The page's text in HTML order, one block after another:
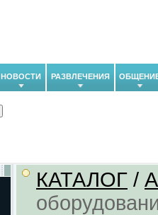
НОВОСТИ РАЗВЛЕЧЕНИЯ
КАТАЛОГ /